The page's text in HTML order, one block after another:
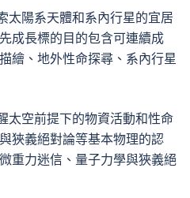
太陽系天體和系內行星的宜居
成長標的目的包含可連續成
繪、地外性命探尋、系內行星
太空前提下的物資活動和性命
狹義絕對論等基本物理的認
重力迷信、量子力學與狹義絕